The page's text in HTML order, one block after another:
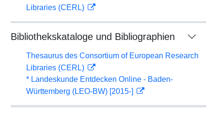
Libraries (CERL)
Bibliothekskataloge und Bibliographien
Thesaurus des Consortium of European Research
Libraries (CERL)
* Landeskunde Entdecken Online - Baden-
Württemberg (LEO-BW) [2015-]